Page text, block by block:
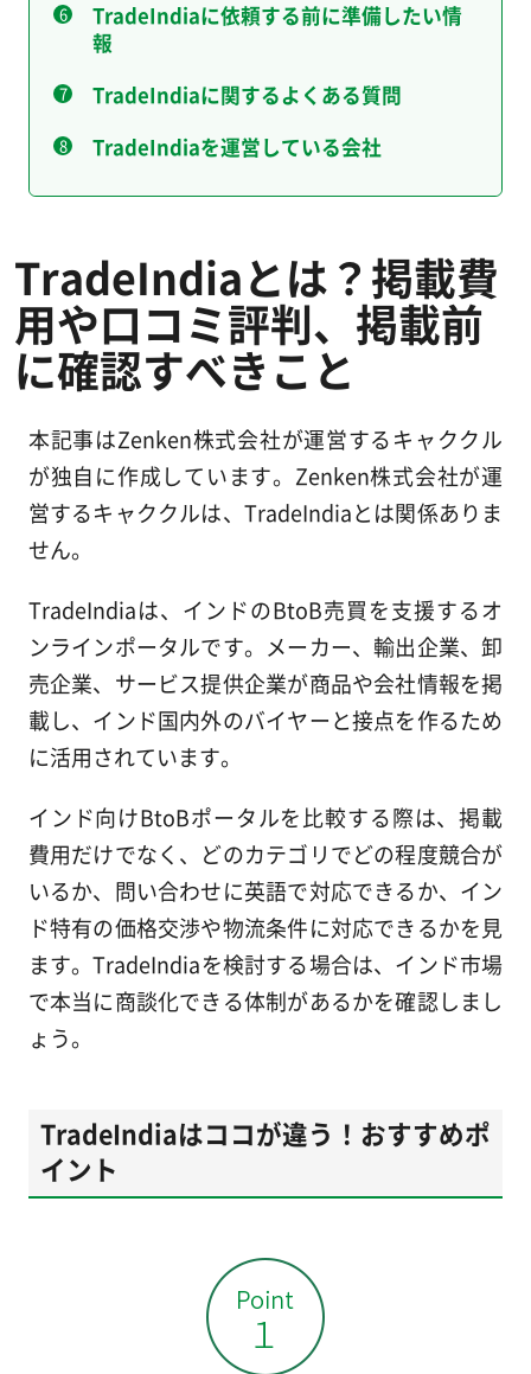
TradeIndiaに依頼する前に準備したい情
報
TradeIndiaに関するよくある質問
TradeIndiaを運営している会社
TradeIndiaとは？掲載費
用や口コミ評判、掲載前
に確認すべきこと
本記事はZenken株式会社が運営するキャククル
が独自に作成しています。Zenken株式会社が運
営するキャククルは、TradeIndiaとは関係ありま
せん。
TradeIndiaは、インドのBtoB売買を支援するオ
ンラインポータルです。メーカー、輸出企業、卸
売企業、サービス提供企業が商品や会社情報を掲
載し、インド国内外のバイヤーと接点を作るため
に活用されています。
インド向けBtoBポータルを比較する際は、掲載
費用だけでなく、どのカテゴリでどの程度競合が
いるか、問い合わせに英語で対応できるか、イン
ド特有の価格交渉や物流条件に対応できるかを見
ます。TradeIndiaを検討する場合は、インド市場
で本当に商談化できる体制があるかを確認しまし
ょう。
TradeIndiaはココが違う！おすすめポ
イント